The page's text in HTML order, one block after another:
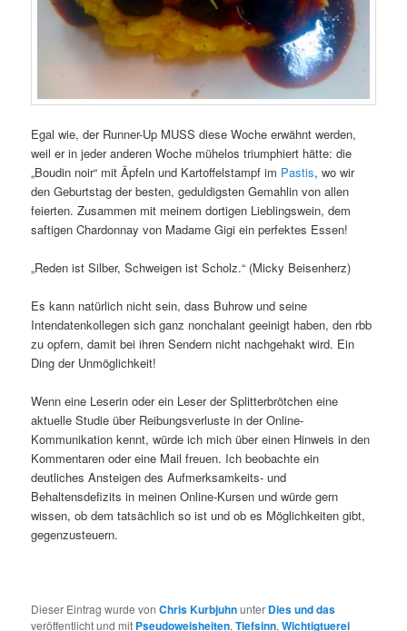
Egal wie, der Runner-Up MUSS diese Woche erwähnt werden,
weil er in jeder anderen Woche mühelos triumphiert hätte: die
„Boudin noir“ mit Äpfeln und Kartoffelstampf im Pastis, wo wir
den Geburtstag der besten, geduldigsten Gemahlin von allen
feierten. Zusammen mit meinem dortigen Lieblingswein, dem
saftigen Chardonnay von Madame Gigi ein perfektes Essen!
„Reden ist Silber, Schweigen ist Scholz.“ (Micky Beisenherz)
Es kann natürlich nicht sein, dass Buhrow und seine
Intendatenkollegen sich ganz nonchalant geeinigt haben, den rbb
zu opfern, damit bei ihren Sendern nicht nachgehakt wird. Ein
Ding der Unmöglichkeit!
Wenn eine Leserin oder ein Leser der Splitterbrötchen eine
aktuelle Studie über Reibungsverluste in der Online-
Kommunikation kennt, würde ich mich über einen Hinweis in den
Kommentaren oder eine Mail freuen. Ich beobachte ein
deutliches Ansteigen des Aufmerksamkeits- und
Behaltensdefizits in meinen Online-Kursen und würde gern
wissen, ob dem tatsächlich so ist und ob es Möglichkeiten gibt,
gegenzusteuern.
Dieser Eintrag wurde vonChris Kurbjuhnunter Dies und das
veröffentlicht und mit Pseudoweisheiten,Tiefsinn,Wichtigtuerei